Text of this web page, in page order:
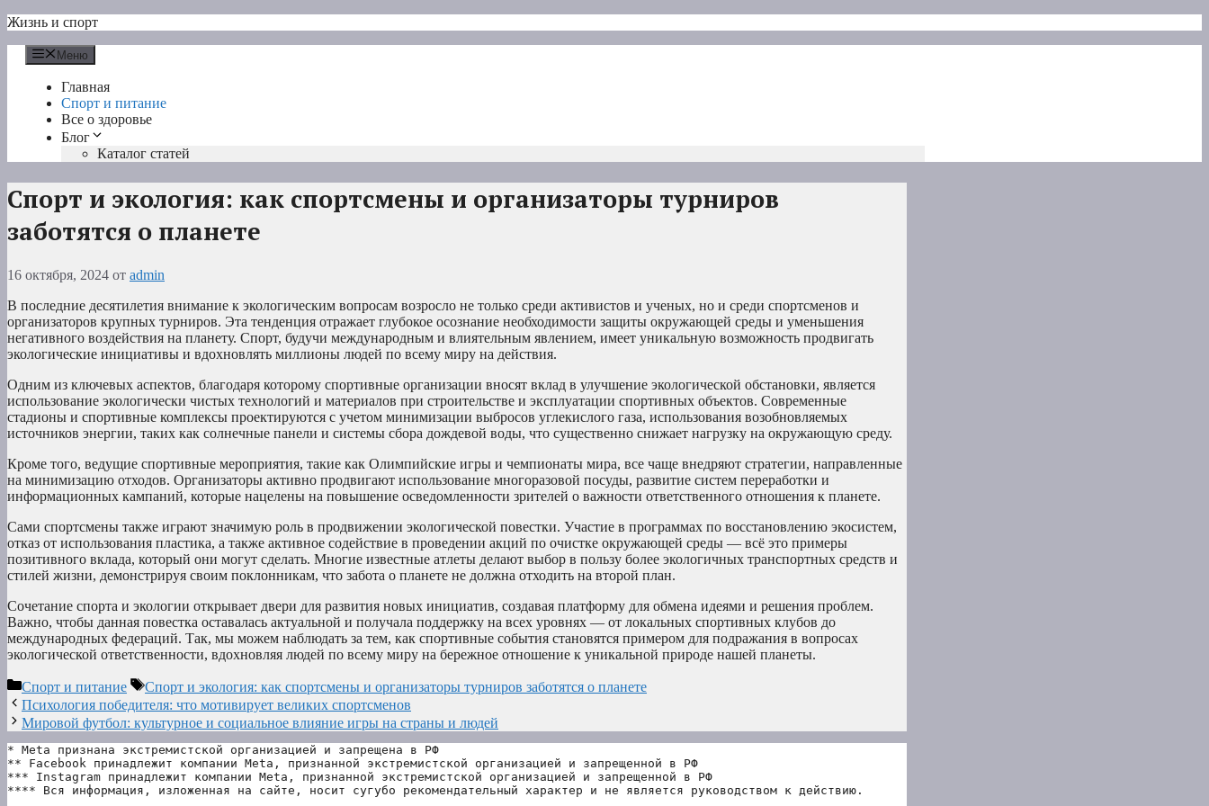
Перейти
содержимому
Жизнь и спорт
Меню
Главная
Спорт и питание
Все о здоровье
Блог
Каталог статей
Спорт и экология: как спортсмены и организаторы турниров
заботятся о планете
16 октября, 2024 от admin
В последние десятилетия внимание к экологическим вопросам возросло не только среди активистов и ученых, но и среди спортсменов и
организаторов крупных турниров. Эта тенденция отражает глубокое осознание необходимости защиты окружающей среды и уменьшения
негативного воздействия на планету. Спорт, будучи международным и влиятельным явлением, имеет уникальную возможность продвигать
экологические инициативы и вдохновлять миллионы людей по всему миру на действия.
Одним из ключевых аспектов, благодаря которому спортивные организации вносят вклад в улучшение экологической обстановки, является
использование экологически чистых технологий и материалов при строительстве и эксплуатации спортивных объектов. Современные
стадионы и спортивные комплексы проектируются с учетом минимизации выбросов углекислого газа, использования возобновляемых
источников энергии, таких как солнечные панели и системы сбора дождевой воды, что существенно снижает нагрузку на окружающую среду.
Кроме того, ведущие спортивные мероприятия, такие как Олимпийские игры и чемпионаты мира, все чаще внедряют стратегии, направленные
на минимизацию отходов. Организаторы активно продвигают использование многоразовой посуды, развитие систем переработки и
информационных кампаний, которые нацелены на повышение осведомленности зрителей о важности ответственного отношения к планете.
Сами спортсмены также играют значимую роль в продвижении экологической повестки. Участие в программах по восстановлению экосистем,
отказ от использования пластика, а также активное содействие в проведении акций по очистке окружающей среды — всё это примеры
позитивного вклада, который они могут сделать. Многие известные атлеты делают выбор в пользу более экологичных транспортных средств и
стилей жизни, демонстрируя своим поклонникам, что забота о планете не должна отходить на второй план.
Сочетание спорта и экологии открывает двери для развития новых инициатив, создавая платформу для обмена идеями и решения проблем.
Важно, чтобы данная повестка оставалась актуальной и получала поддержку на всех уровнях — от локальных спортивных клубов до
международных федераций. Так, мы можем наблюдать за тем, как спортивные события становятся примером для подражания в вопросах
экологической ответственности, вдохновляя людей по всему миру на бережное отношение к уникальной природе нашей планеты.
Рубрики
Спорт и питание Метки
Спорт и экология: как спортсмены и организаторы турниров заботятся о планете
Психология победителя: что мотивирует великих спортсменов
Мировой футбол: культурное и социальное влияние игры на страны и людей
* Meta признана экстремистской организацией и запрещена в РФ
** Facebook принадлежит компании Meta, признанной экстремистской организацией и запрещенной в РФ
*** Instagram принадлежит компании Meta, признанной экстремистской организацией и запрещенной в РФ
**** Вся информация, изложенная на сайте, носит сугубо рекомендательный характер и не является руководством к действию.